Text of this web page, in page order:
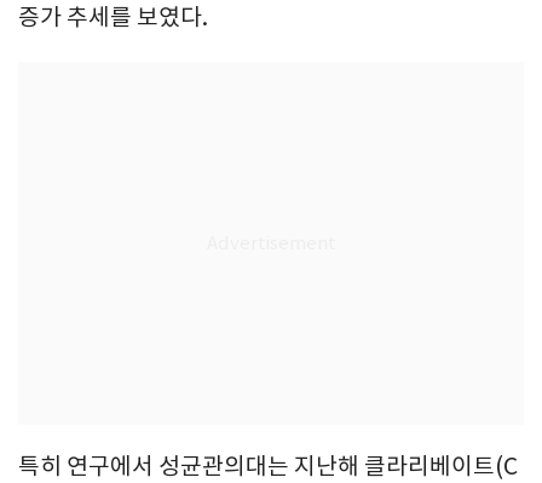
증가 추세를 보였다.
특히 연구에서 성균관의대는 지난해 클라리베이트(C